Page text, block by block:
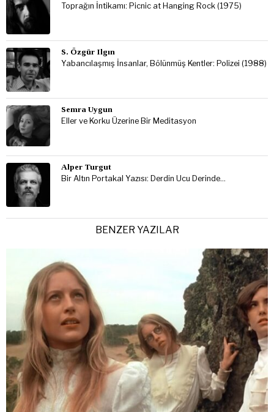
Toprağın İntikamı: Picnic at Hanging Rock (1975)
S. Özgür Ilgın
Yabancılaşmış İnsanlar, Bölünmüş Kentler: Polizei (1988)
Semra Uygun
Eller ve Korku Üzerine Bir Meditasyon
Alper Turgut
Bir Altın Portakal Yazısı: Derdin Ucu Derinde…
BENZER YAZILAR